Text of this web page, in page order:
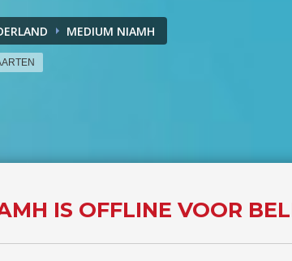
MEDIUM NIAMH
IS OFFLINE VOOR